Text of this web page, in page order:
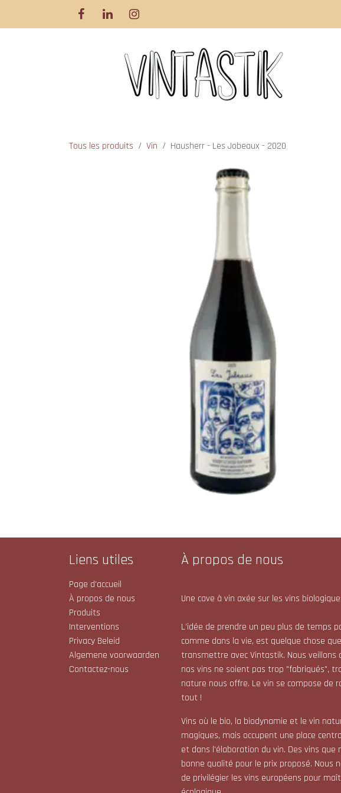
Se rendre au contenu
Tous les produits Vin Hausherr - Les Jobeaux - 2020
Liens utiles
Page d'accueil
À propos de nous
Produits
Interventions
Privacy Beleid
Algemene voorwaarden
Contactez-nous
À propos de nous
Une cave à vin axée sur les vins
L'idée de prendre un peu plus de temps
comme dans la vie, est quelque chose
transmettre avec Vintastik. Nous
nos vins ne soient pas trop "fabriqués",
nature nous offre. Le vin se compose de
tout !
Vins où le bio, la biodynamie et le vin
magiques, mais occupent une place
et dans l'élaboration du vin. Des vins que
bonne qualité pour le prix proposé. Nous
de privilégier les vins européens pour